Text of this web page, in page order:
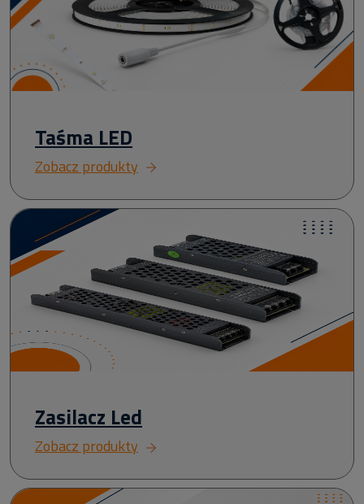
Taśma LED
Zobacz produkty
Zasilacz Led
Zobacz produkty